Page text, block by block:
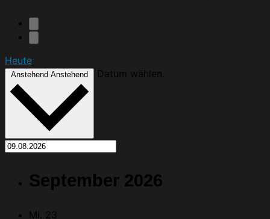
Heute
Anstehend Anstehend Datum wählen.
September 2026
Mi. 23